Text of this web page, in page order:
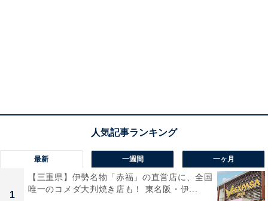
最新 一週間 一ヶ月
1
【三重県】伊勢名物「赤福」の直営店に、全国
唯一のコメダ大判焼き店も！ 東名阪・伊...